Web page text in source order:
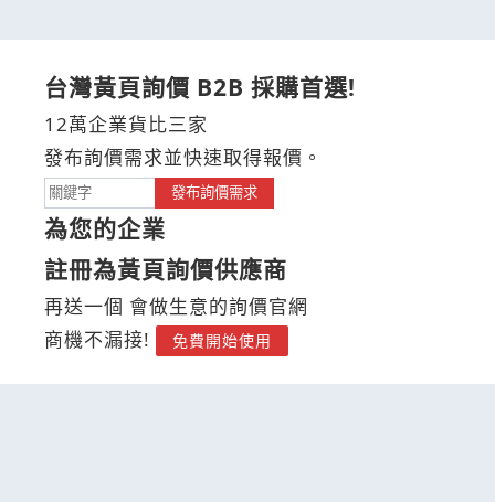
台灣黃頁詢價 B2B 採購首選!
12萬企業貨比三家
發布詢價需求並快速取得報價。
發布詢價需求
為您的企業
註冊為黃頁詢價供應商
再送一個 會做生意的詢價官網
商機不漏接!
免費開始使用